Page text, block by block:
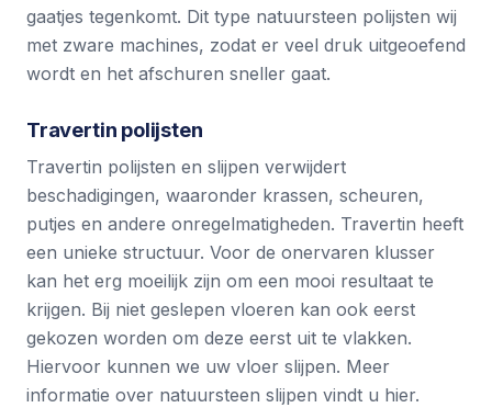
gaatjes tegenkomt. Dit type natuursteen polijsten wij
met zware machines, zodat er veel druk uitgeoefend
wordt en het afschuren sneller gaat.
Travertin polijsten
Travertin polijsten en slijpen verwijdert
beschadigingen, waaronder krassen, scheuren,
putjes en andere onregelmatigheden. Travertin heeft
een unieke structuur. Voor de onervaren klusser
kan het erg moeilijk zijn om een mooi resultaat te
krijgen. Bij niet geslepen vloeren kan ook eerst
gekozen worden om deze eerst uit te vlakken.
Hiervoor kunnen we uw vloer slijpen. Meer
informatie over natuursteen slijpen vindt u hier.